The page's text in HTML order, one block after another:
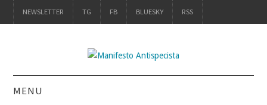
NEWSLETTER TG FB BLUESKY RSS
MENU